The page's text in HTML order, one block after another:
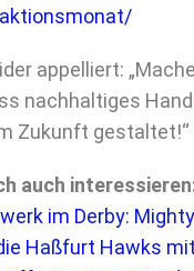
appelliert:
nachhaltiges
Zukunft gestaltet!“
auch
im Derby:
Haßfurt Hawks